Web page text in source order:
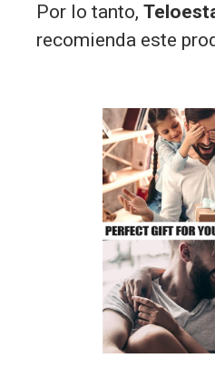
Por lo tanto,
recomienda este